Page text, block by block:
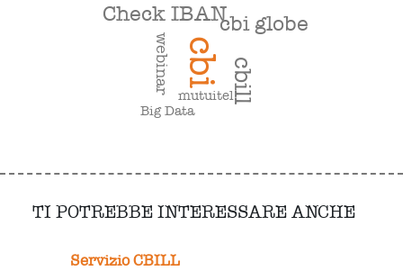
cbi cbill
cbi globe
Check IBAN
webinar
mutuitel
Big Data
TI POTREBBE INTERESSARE ANCHE
Servizio CBILL